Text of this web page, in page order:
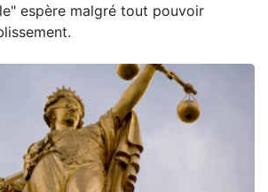
espère malgré tout pouvoir